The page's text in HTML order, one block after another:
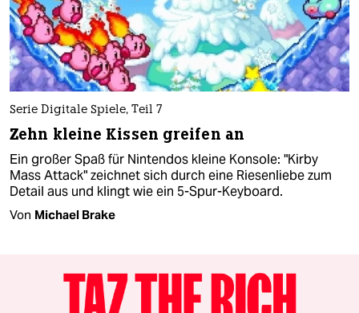
Serie Digitale Spiele, Teil 7
Zehn kleine Kissen greifen an
Ein großer Spaß für Nintendos kleine Konsole: "Kirby
Mass Attack" zeichnet sich durch eine Riesenliebe zum
Detail aus und klingt wie ein 5-Spur-Keyboard.
Von Michael Brake